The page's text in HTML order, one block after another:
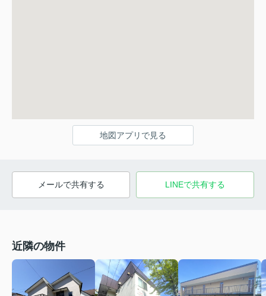
地図アプリで見る
メールで共有する LINEで共有する
近隣の物件